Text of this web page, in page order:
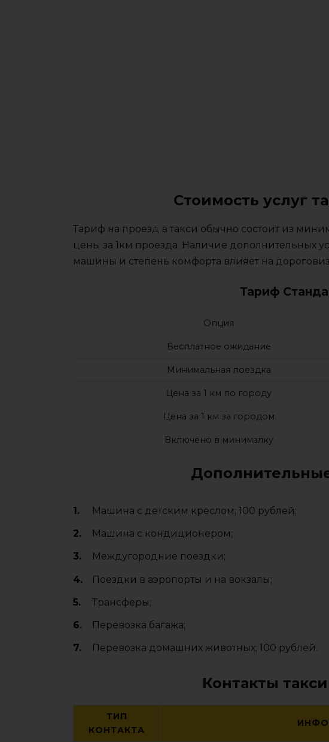
Стоимость услуг
Тариф на проезд в такси обычно состоит из
цены за 1км проезда. Наличие дополнительных
машины и степень комфорта влияет на
Тариф
Опция
Бесплатное ожидание
Минимальная поездка
Цена за 1 км по городу
Цена за 1 км за городом
Включено в минималку
Машина с детским креслом; 100 рублей;
Машина с кондиционером;
Междугородние поездки;
Поездки в аэропорты и на вокзалы;
Трансферы;
Перевозка багажа;
Перевозка домашних животных; 100 рублей.
Контакты
ТИП
КОНТАКТА